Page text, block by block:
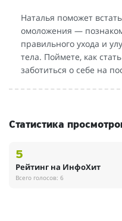
Наталья поможет
омоложения —
правильного ухода и
тела. Поймете, как
заботиться о себе на
Статистика
5
Рейтинг на ИнфоХит
Всего голосов: 6